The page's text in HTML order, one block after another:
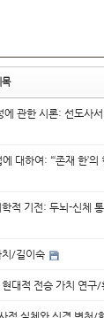
관한 시론: 선도사
대하여: “‘존재 한’
적 기전: 두뇌-신체
치/길이숙
대적 전승 가치 연구/